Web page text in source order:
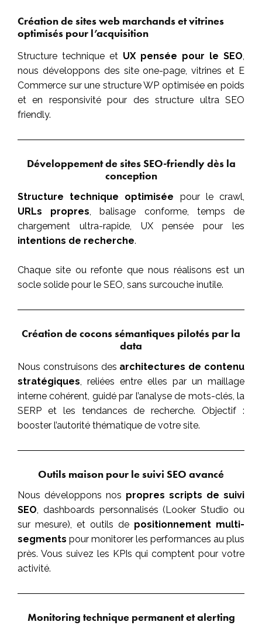
Création de sites web marchands et vitrines
optimisés pour l’acquisition
Structure technique et UX pensée pour le SEO,
nous développons des site one-page, vitrines et E
Commerce sur une structure WP optimisée en poids
et en responsivité pour des structure ultra SEO
friendly.
Développement de sites SEO-friendly dès la
conception
Structure technique optimisée pour le crawl,
URLs propres, balisage conforme, temps de
chargement ultra-rapide, UX pensée pour les
intentions de recherche.
Chaque site ou refonte que nous réalisons est un
socle solide pour le SEO, sans surcouche inutile.
Création de cocons sémantiques pilotés par la
data
Nous construisons des architectures de contenu
stratégiques, reliées entre elles par un maillage
interne cohérent, guidé par l’analyse de mots-clés, la
SERP et les tendances de recherche. Objectif :
booster l’autorité thématique de votre site.
Outils maison pour le suivi SEO avancé
Nous développons nos propres scripts de suivi
SEO, dashboards personnalisés (Looker Studio ou
sur mesure), et outils de positionnement multi-
segments pour monitorer les performances au plus
près. Vous suivez les KPIs qui comptent pour votre
activité.
Monitoring technique permanent et alerting